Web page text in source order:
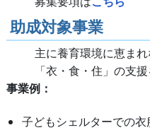
助成対象事業
主に養育環境に恵まれ
「衣・食・住」の支援
事業例：
子どもシェルターでの